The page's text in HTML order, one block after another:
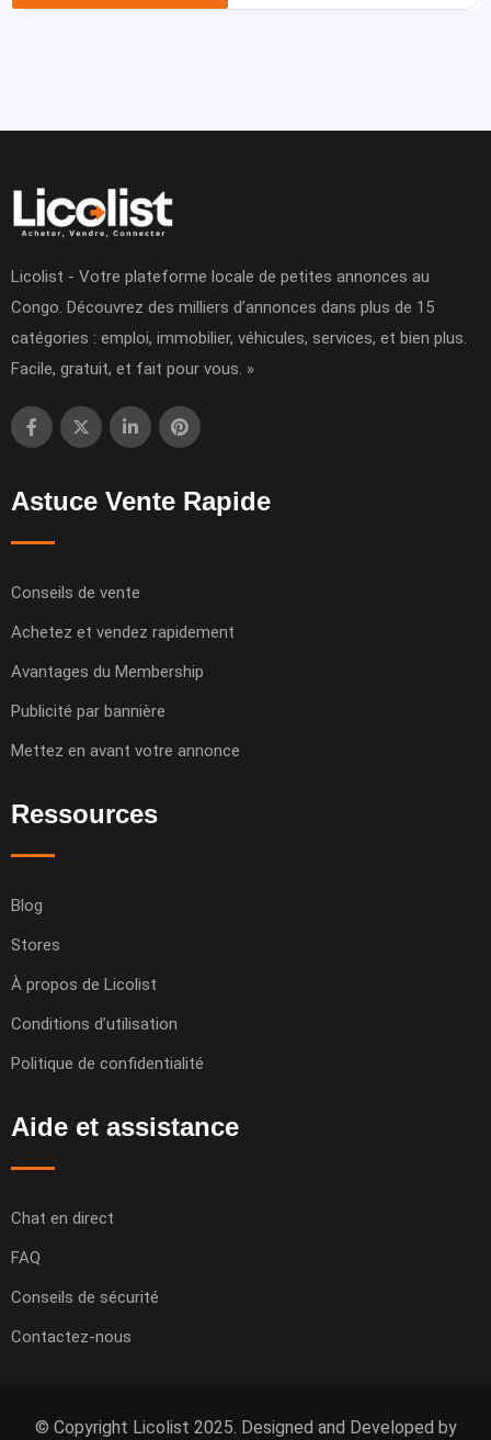
Licolist - Votre plateforme locale de petites annonces au
Congo. Découvrez des milliers d’annonces dans plus de 15
catégories : emploi, immobilier, véhicules, services, et bien plus.
Facile, gratuit, et fait pour vous. »
Astuce Vente Rapide
Conseils de vente
Achetez et vendez rapidement
Avantages du Membership
Publicité par bannière
Mettez en avant votre annonce
Ressources
Blog
Stores
À propos de Licolist
Conditions d’utilisation
Politique de confidentialité
Aide et assistance
Chat en direct
FAQ
Conseils de sécurité
Contactez-nous
© Copyright Licolist 2025. Designed and Developed by